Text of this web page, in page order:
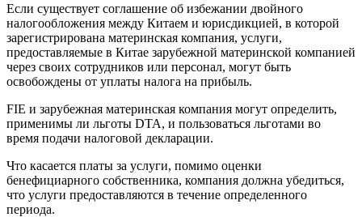
Если существует соглашение об избежании двойного
налогообложения между Китаем и юрисдикцией, в которой
зарегистрирована материнская компания, услуги,
предоставляемые в Китае зарубежной материнской компанией
через своих сотрудников или персонал, могут быть
освобождены от уплаты налога на прибыль.
FIE и зарубежная материнская компания могут определить,
применимы ли льготы DTA, и пользоваться льготами во
время подачи налоговой декларации.
Что касается платы за услуги, помимо оценки
бенефициарного собственника, компания должна убедиться,
что услуги предоставляются в течение определенного
периода.